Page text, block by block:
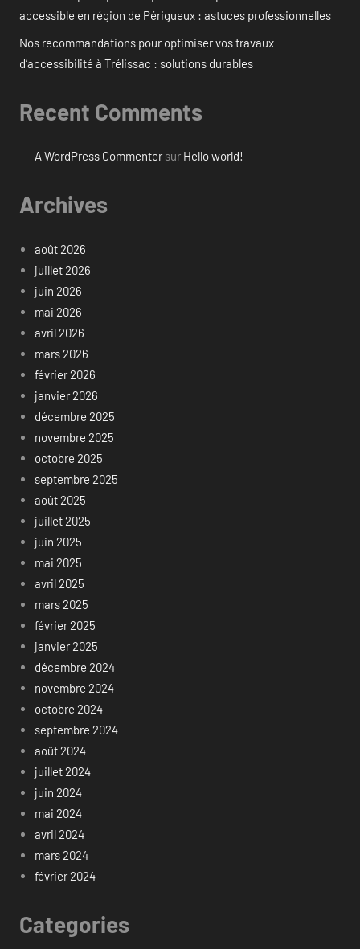
accessible en région de Périgueux : astuces professionnelles
Nos recommandations pour optimiser vos travaux
d’accessibilité à Trélissac : solutions durables
Recent Comments
A WordPress Commentersur Hello world!
Archives
août 2026
juillet 2026
juin 2026
mai 2026
avril 2026
mars 2026
février 2026
janvier 2026
décembre 2025
novembre 2025
octobre 2025
septembre 2025
août 2025
juillet 2025
juin 2025
mai 2025
avril 2025
mars 2025
février 2025
janvier 2025
décembre 2024
novembre 2024
octobre 2024
septembre 2024
août 2024
juillet 2024
juin 2024
mai 2024
avril 2024
mars 2024
février 2024
Categories